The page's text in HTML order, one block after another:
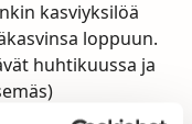
kasviyksilöä
loppuun.
huhtikuussa ja